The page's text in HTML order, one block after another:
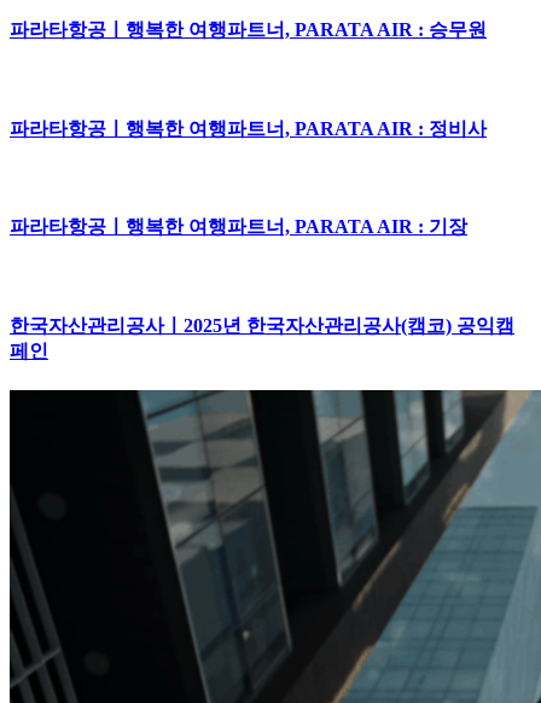
파라타항공ㅣ행복한 여행파트너, PARATA AIR : 승무원
파라타항공ㅣ행복한 여행파트너, PARATA AIR : 정비사
파라타항공ㅣ행복한 여행파트너, PARATA AIR : 기장
한국자산관리공사ㅣ2025년 한국자산관리공사(캠코) 공익캠
페인